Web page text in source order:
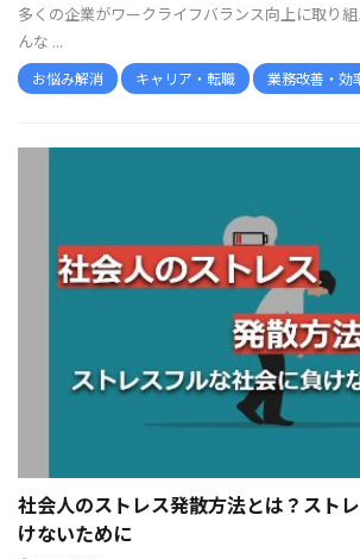
多くの企業がワークライフバランス向上に取り
んな ...
お悩み解消 キャリア・転職 業務改善・効
社会人のストレス発散方法とは？スト
けないために